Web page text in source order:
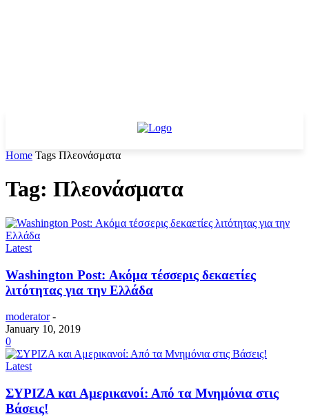
Home Tags Πλεονάσματα
Tag: Πλεονάσματα
Latest
Washington Post: Ακόμα τέσσερις δεκαετίες
λιτότητας για την Ελλάδα
moderator -
January 10, 2019
0
Latest
ΣΥΡΙΖΑ και Αμερικανοί: Από τα Μνημόνια στις
Βάσεις!